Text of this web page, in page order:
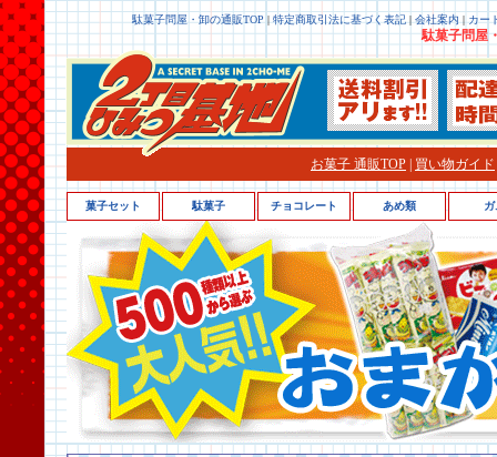
駄菓子問屋・卸の通販TOP | 特定商取引法に基づく表記 | 会社案内 | カー
駄菓子問屋
お菓子 通販TOP 買い物ガイド